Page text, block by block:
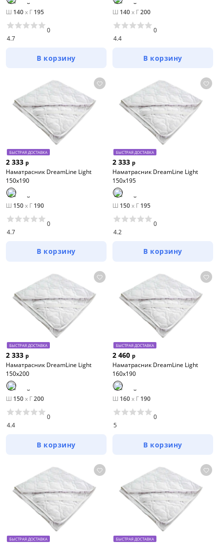
Ш 140x Г 195
4.7
0
В корзину
Ш 140x Г200
4.4
0
В корзину
БЫСТРАЯ ДОСТАВКА
2 333 р
Наматрасник DreamLine Light
150х190
Ш 150x Г 190
4.7
0
В корзину
БЫСТРАЯ ДОСТАВКА
2 333 р
Наматрасник DreamLine Light
150х195
Ш 150x Г 195
4.2
0
В корзину
БЫСТРАЯ ДОСТАВКА
2 333 р
Наматрасник DreamLine Light
150х200
Ш 150x Г200
4.4
0
В корзину
БЫСТРАЯ ДОСТАВКА
2 460 р
Наматрасник DreamLine Light
160х190
Ш 160x Г 190
5
0
В корзину
БЫСТРАЯ ДОСТАВКА БЫСТРАЯ ДОСТАВКА